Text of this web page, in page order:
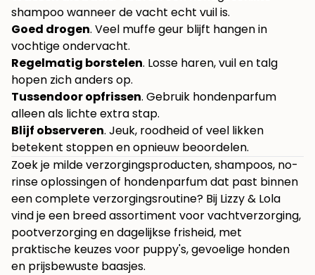
shampoo wanneer de vacht echt vuil is.
Goed drogen. Veel muffe geur blijft hangen in
vochtige ondervacht.
Regelmatig borstelen. Losse haren, vuil en talg
hopen zich anders op.
Tussendoor opfrissen. Gebruik hondenparfum
alleen als lichte extra stap.
Blijf observeren. Jeuk, roodheid of veel likken
betekent stoppen en opnieuw beoordelen.
Zoek je milde verzorgingsproducten, shampoos, no-
rinse oplossingen of hondenparfum dat past binnen
een complete verzorgingsroutine? Bij Lizzy & Lola
vind je een breed assortiment voor vachtverzorging,
pootverzorging en dagelijkse frisheid, met
praktische keuzes voor puppy's, gevoelige honden
en prijsbewuste baasjes.